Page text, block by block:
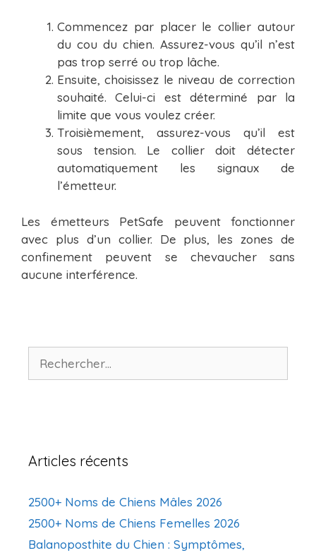
Commencez par placer le collier autour
du cou du chien. Assurez-vous qu’il n’est
pas trop serré ou trop lâche.
Ensuite, choisissez le niveau de correction
souhaité. Celui-ci est déterminé par la
limite que vous voulez créer.
Troisièmement, assurez-vous qu’il est
sous tension. Le collier doit détecter
automatiquement les signaux de
l’émetteur.
Les émetteurs PetSafe peuvent fonctionner
avec plus d’un collier. De plus, les zones de
confinement peuvent se chevaucher sans
aucune interférence.
Articles récents
2500+ Noms de Chiens Mâles 2026
2500+ Noms de Chiens Femelles 2026
Balanoposthite du Chien : Symptômes,